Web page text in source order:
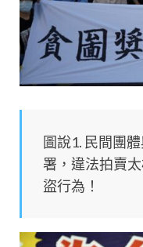
圖說1. 民間團
署，違法拍賣
盜行為！